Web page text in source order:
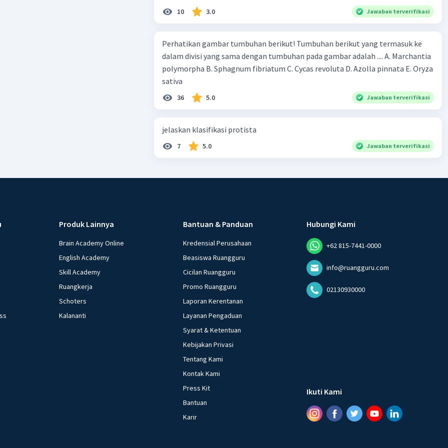
10 3.0 Jawaban terverifikasi
Perhatikan gambar tumbuhan berikut! Tumbuhan berikut yang termasuk ke
dalam divisi yang sama dengan tumbuhan pada gambar adalah .... A. Marchantia
polymorpha B. Sphagnum fibriatum C. Cycas revoluta D. Azolla pinnata E. Oryza
sativa
36 5.0 Jawaban terverifikasi
jelaskan klasifikasi protista
7 5.0 Jawaban terverifikasi
Produk Lainnya
Brain Academy Online
English Academy
Skill Academy
Ruangkerja
Schoters
Kalananti
Bantuan & Panduan
Kredensial Perusahaan
Beasiswa Ruangguru
Cicilan Ruangguru
Promo Ruangguru
Laporan Kerentanan
Layanan Pengaduan
Syarat & Ketentuan
Kebijakan Privasi
Tentang Kami
Kontak Kami
Press Kit
Bantuan
Karir
Hubungi Kami
+62 815-7441-0000
info@ruangguru.com
02130930000
Ikuti Kami